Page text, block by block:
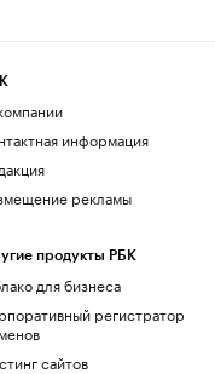
информация
рекламы
продукты РБК
для бизнеса
регистратор
сайтов